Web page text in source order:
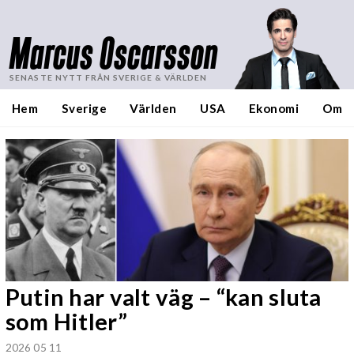
Marcus Oscarsson
SENASTE NYTT FRÅN SVERIGE & VÄRLDEN
Hem Sverige Världen USA Ekonomi Om
Putin har valt väg – “kan sluta
som Hitler”
2026 05 11